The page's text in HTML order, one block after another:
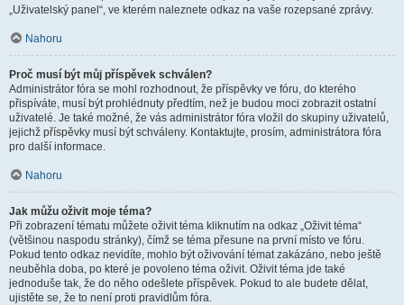
„Uživatelský panel“, ve kterém naleznete odkaz na vaše rozepsané zprávy.
Nahoru
Proč musí být můj příspěvek schválen?
Administrátor fóra se mohl rozhodnout, že příspěvky ve fóru, do kterého
přispíváte, musí být prohlédnuty předtím, než je budou moci zobrazit ostatní
uživatelé. Je také možné, že vás administrátor fóra vložil do skupiny uživatelů,
jejichž příspěvky musí být schváleny. Kontaktujte, prosím, administrátora fóra
pro další informace.
Nahoru
Jak můžu oživit moje téma?
Při zobrazení tématu můžete oživit téma kliknutím na odkaz „Oživit téma“
(většinou naspodu stránky), čímž se téma přesune na první místo ve fóru.
Pokud tento odkaz nevidíte, mohlo být oživování témat zakázáno, nebo ještě
neuběhla doba, po které je povoleno téma oživit. Oživit téma jde také
jednoduše tak, že do něho odešlete příspěvek. Pokud to ale budete dělat,
ujistěte se, že to není proti pravidlům fóra.